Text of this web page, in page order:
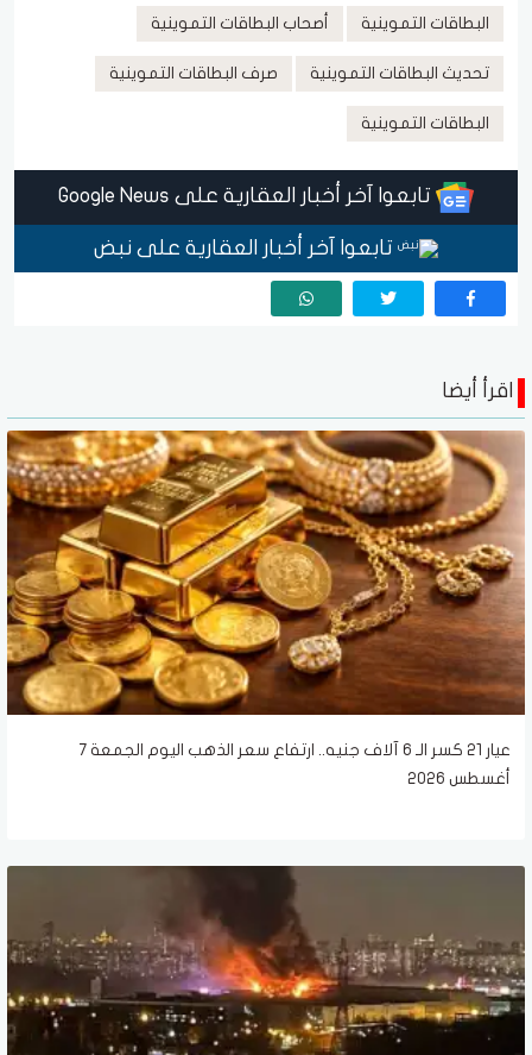
البطاقات التموينية أصحاب البطاقات التموينية
تحديث البطاقات التموينية صرف البطاقات التموينية
البطاقات التموينية
تابعوا آخر أخبار العقارية على Google News
تابعوا آخر أخبار العقارية على نبض
اقرأ أيضا
عيار 21 كسر الـ 6 آلاف جنيه.. ارتفاع سعر الذهب اليوم الجمعة 7
أغسطس 2026